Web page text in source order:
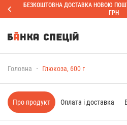
БЕЗКОШТОВНА ДОСТАВКА НОВОЮ
ГРН
Головна Глюкоза, 600 г
Про продукт Оплата і доставка